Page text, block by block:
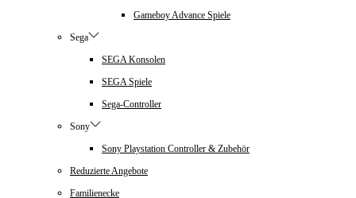
Gameboy Advance Spiele
Sega
SEGA Konsolen
SEGA Spiele
Sega-Controller
Sony
Sony Playstation Controller & Zubehör
Reduzierte Angebote
Familienecke